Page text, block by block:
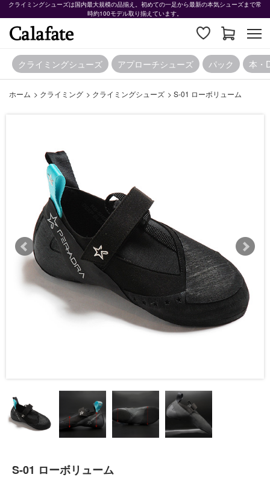
クライミングシューズは国内最大規模の品揃え。初めての一足から最新の本気シューズまで常
時約100モデル取り揃えています。
クライミングシューズ アプローチシューズ パック 本・
ホーム > クライミング > クライミングシューズ > S-01 ローボリューム
S-01 ローボリューム